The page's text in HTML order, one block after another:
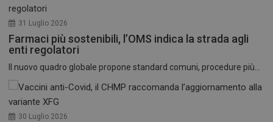
31 Luglio 2026
Farmaci più sostenibili, l’OMS indica la strada agli
enti regolatori
Il nuovo quadro globale propone standard comuni, procedure più...
30 Luglio 2026